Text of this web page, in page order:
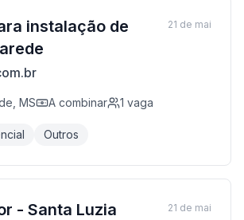
instalação de
MS A combinar 1 vaga
Outros
21 de mai
- Santa Luzia
21 de mai